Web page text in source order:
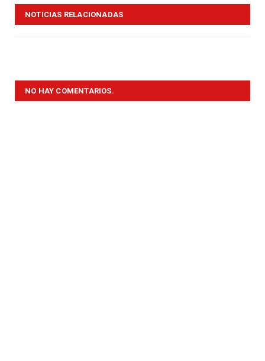
NOTICIAS RELACIONADAS
NO HAY COMENTARIOS.